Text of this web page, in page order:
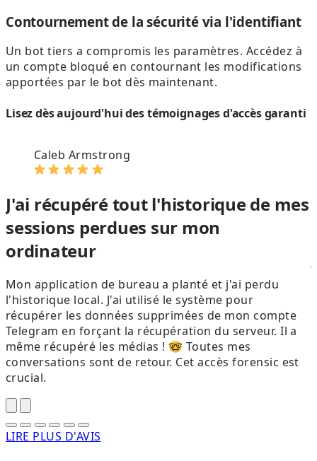
Contournement de la sécurité via l'identifiant
Un bot tiers a compromis les paramètres. Accédez à
un compte bloqué en contournant les modifications
apportées par le bot dès maintenant.
Lisez dès aujourd'hui des témoignages d'accès garanti
Caleb Armstrong
J'ai récupéré tout l'historique de mes
sessions perdues sur mon
ordinateur
Mon application de bureau a planté et j'ai perdu
l'historique local. J'ai utilisé le système pour
récupérer les données supprimées de mon compte
Telegram en forçant la récupération du serveur. Il a
même récupéré les médias ! 🤓 Toutes mes
conversations sont de retour. Cet accès forensic est
crucial.
LIRE PLUS D'AVIS